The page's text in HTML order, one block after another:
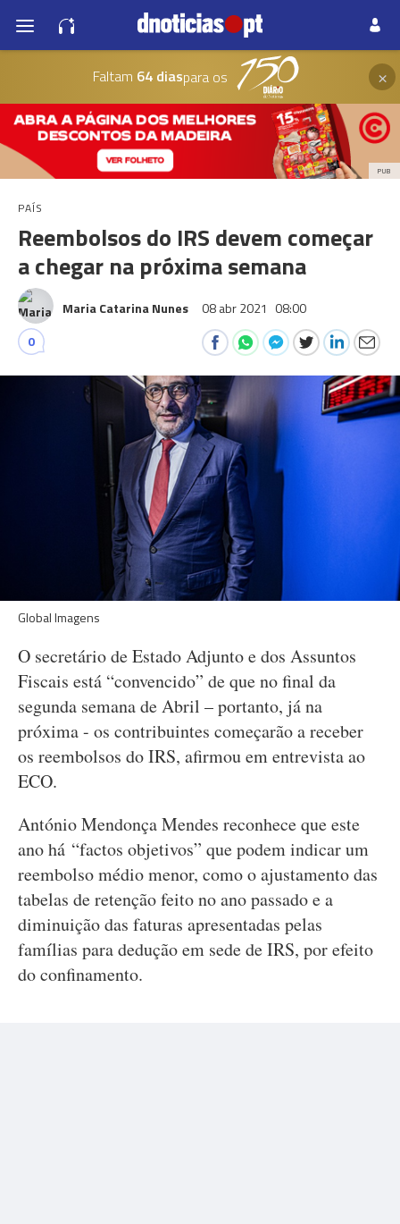
Faltam 64 diaspara os ×
PUB
PAÍS
Reembolsos do IRS devem começar
a chegar na próxima semana
Maria Catarina Nunes 08 abr 2021 08:00
0
Global Imagens
O secretário de Estado Adjunto e dos Assuntos
Fiscais está “convencido” de que no final da
segunda semana de Abril – portanto, já na
próxima - os contribuintes começarão a receber
os reembolsos do IRS, afirmou em entrevista ao
ECO.
António Mendonça Mendes reconhece que este
ano há “factos objetivos” que podem indicar um
reembolso médio menor, como o ajustamento das
tabelas de retenção feito no ano passado e a
diminuição das faturas apresentadas pelas
famílias para dedução em sede de IRS, por efeito
do confinamento.